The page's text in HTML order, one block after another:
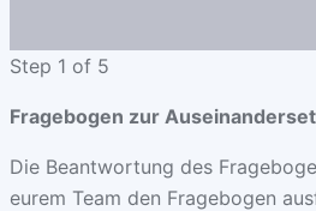
Step 1 of 5
Fragebogen zur
Die Beantwortung des
eurem Team den Fragebogen